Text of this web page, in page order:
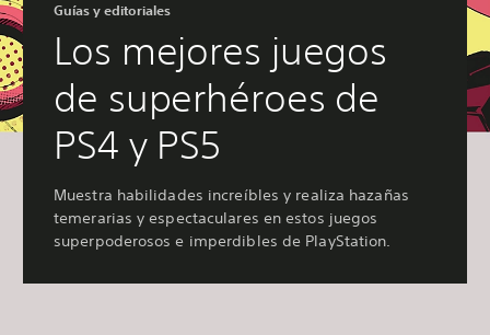
Guías y editoriales
Los mejores juegos
de superhéroes de
PS4 y PS5
Muestra habilidades increíbles y realiza hazañas
temerarias y espectaculares en estos juegos
superpoderosos e imperdibles de PlayStation.